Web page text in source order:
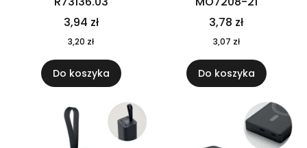
3,94 zł
3,20 zł
Do koszyka
3,78 zł
3,07 zł
Do koszyka